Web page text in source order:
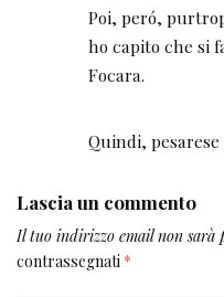
Poi, peró,
ho capito che si
Focara.
Quindi,
Lascia un commento
Il tuo indirizzo email non sarà
contrassegnati *